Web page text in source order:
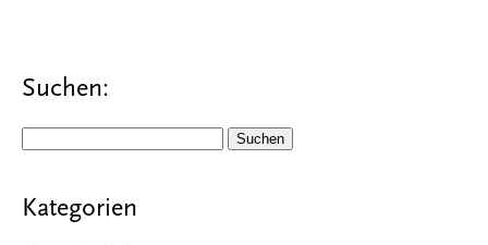
Suchen:
Kategorien